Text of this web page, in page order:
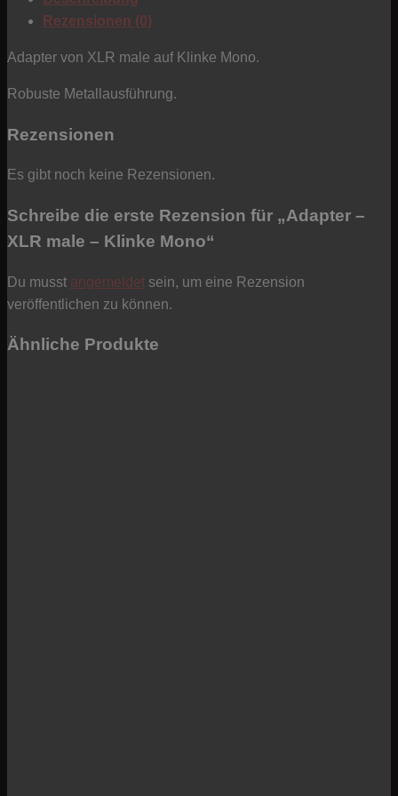
Klinke
Mono
Menge
Rezensionen (0)
Adapter von XLR male auf Klinke Mono.
Robuste Metallausführung.
Rezensionen
Es gibt noch keine Rezensionen.
Schreibe die erste Rezension für „Adapter –
XLR male – Klinke Mono“
Du musst angemeldet sein, um eine Rezension
veröffentlichen zu können.
Ähnliche Produkte